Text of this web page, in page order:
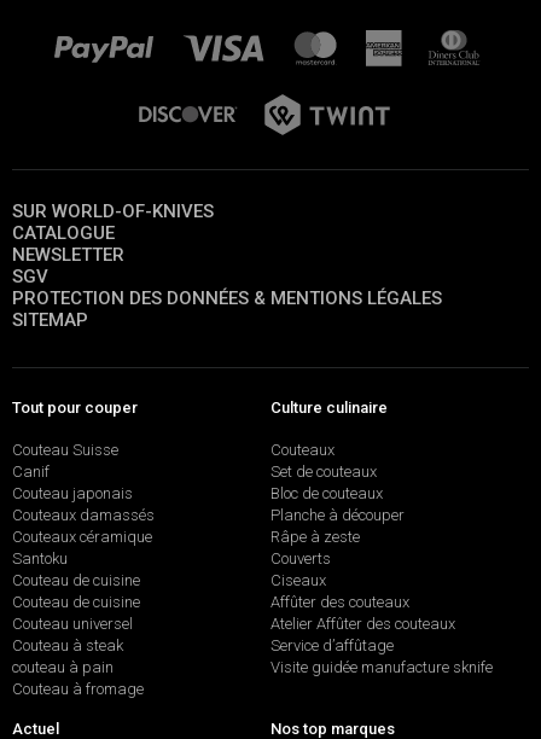
SUR WORLD-OF-KNIVES
CATALOGUE
NEWSLETTER
SGV
PROTECTION DES DONNÉES & MENTIONS LÉGALES
SITEMAP
Tout pour couper
Couteau Suisse
Canif
Couteau japonais
Couteaux damassés
Couteaux céramique
Santoku
Couteau de cuisine
Couteau de cuisine
Couteau universel
Couteau à steak
couteau à pain
Couteau à fromage
Culture culinaire
Couteaux
Set de couteaux
Bloc de couteaux
Planche à découper
Râpe à zeste
Couverts
Ciseaux
Affûter des couteaux
Atelier Affûter des couteaux
Service d’affûtage
Visite guidée manufacture sknife
Actuel Nos top marques